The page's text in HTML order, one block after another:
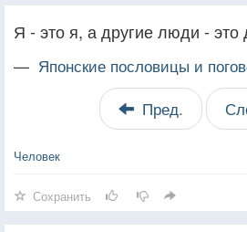
Я - это я, а другие люди - это
— Японские пословицы и
Пред.
Человек
Сохранить